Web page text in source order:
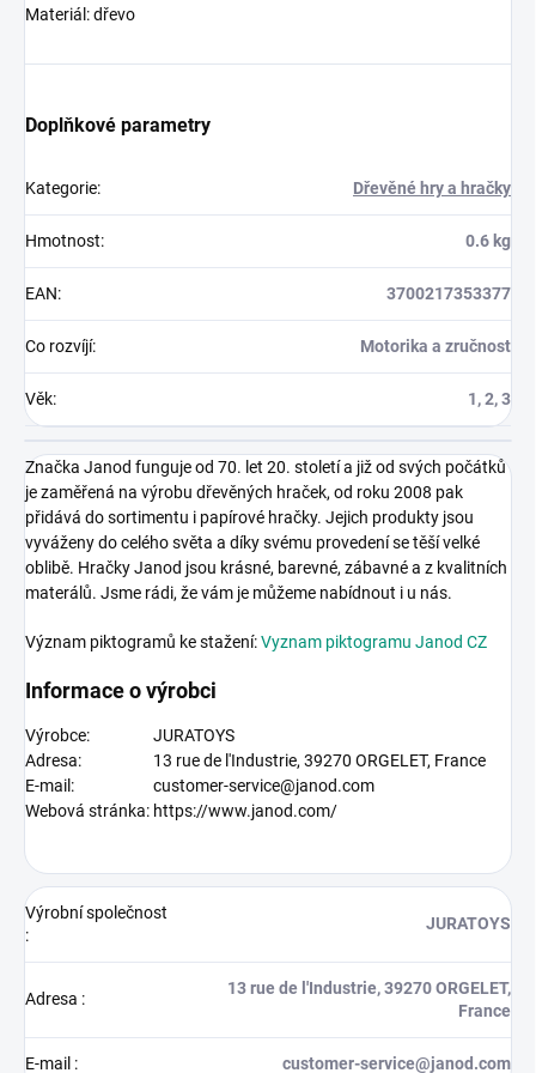
Materiál: dřevo
Doplňkové parametry
Kategorie: Dřevěné hry a hračky
Hmotnost: 0.6 kg
EAN: 3700217353377
Co rozvíjí: Motorika a zručnost
Věk: 1, 2, 3
Značka Janod funguje od 70. let 20. století a již od svých počátků
je zaměřená na výrobu dřevěných hraček, od roku 2008 pak
přidává do sortimentu i papírové hračky. Jejich produkty jsou
vyváženy do celého světa a díky svému provedení se těší velké
oblibě. Hračky Janod jsou krásné, barevné, zábavné a z kvalitních
materálů. Jsme rádi, že vám je můžeme nabídnout i u nás.
Význam piktogramů ke stažení:Vyznam piktogramu Janod CZ
Informace o výrobci
Výrobce:
JURATOYS
Adresa:
13 rue de l'Industrie, 39270 ORGELET, France
E-mail:
customer-service@janod.com
Webová stránka: https://www.janod.com/
Výrobní společnost
:
JURATOYS
Adresa :
13 rue de l'Industrie, 39270 ORGELET,
France
E-mail : customer-service@janod.com